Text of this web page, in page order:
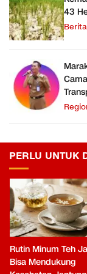
43
PERLU UNTUK
Rutin Minum Teh
Bisa Mendukung